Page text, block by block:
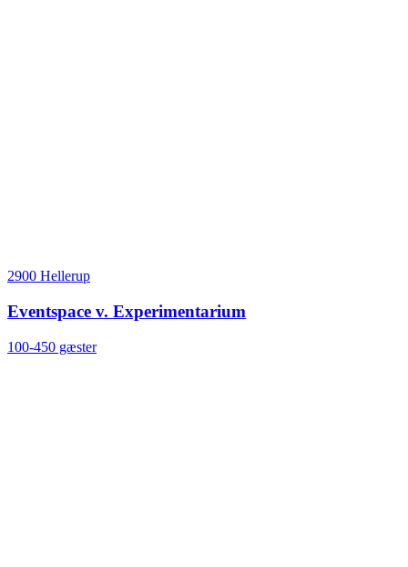
2900 Hellerup
Eventspace v. Experimentarium
100-450 gæster